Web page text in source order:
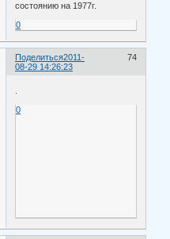
состоянию на 1977г.
0
Поделиться 74
2011-
08-29 14:26:23
0